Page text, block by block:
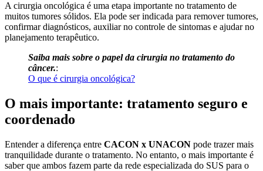
A cirurgia oncológica é uma etapa importante no tratamento de
muitos tumores sólidos. Ela pode ser indicada para remover tumores,
confirmar diagnósticos, auxiliar no controle de sintomas e ajudar no
planejamento terapêutico.
Saiba mais sobre o papel da cirurgia no tratamento do
câncer.:
O que é cirurgia oncológica?
O mais importante: tratamento seguro e
coordenado
Entender a diferença entre CACON x UNACON pode trazer mais
tranquilidade durante o tratamento. No entanto, o mais importante é
saber que ambos fazem parte da rede especializada do SUS para o